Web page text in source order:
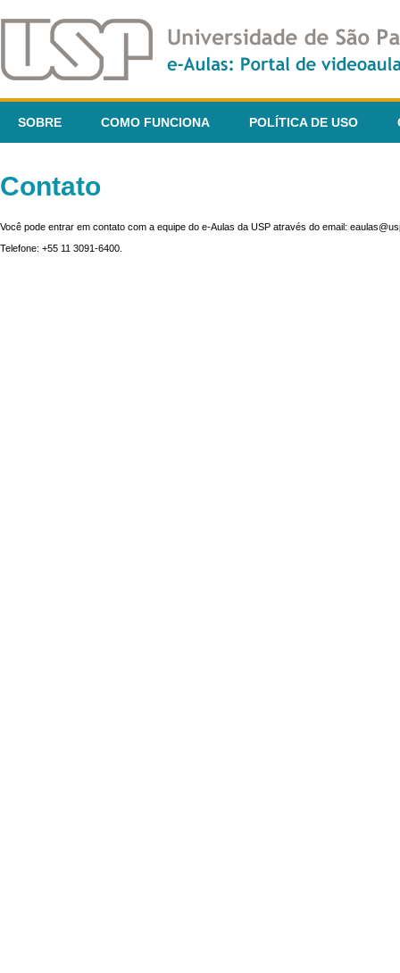
SOBRE COMO FUNCIONA POLÍTICA DE USO
Contato
Você pode entrar em contato com a equipe do e-Aulas da USP através do email:
Telefone: +55 11 3091-6400.